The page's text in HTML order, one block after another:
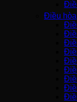
Điều hòa